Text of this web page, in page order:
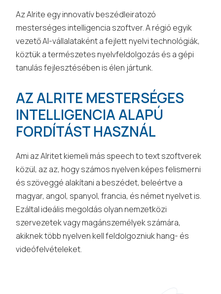
Az Alrite egy innovatív beszédleiratozó
mesterséges intelligencia szoftver. A régió egyik
vezető AI-vállalataként a fejlett nyelvi technológiák,
köztük a természetes nyelvfeldolgozás és a gépi
tanulás fejlesztésében is élen jártunk.
AZ ALRITE MESTERSÉGES
INTELLIGENCIA ALAPÚ
FORDÍTÁST HASZNÁL
Ami az Alritet kiemeli más speech to text szoftverek
közül, az az, hogy számos nyelven képes felismerni
és szöveggé alakítani a beszédet, beleértve a
magyar, angol, spanyol, francia, és német nyelvet is.
Ezáltal ideális megoldás olyan nemzetközi
szervezetek vagy magánszemélyek számára,
akiknek több nyelven kell feldolgozniuk hang- és
videófelvételeket.